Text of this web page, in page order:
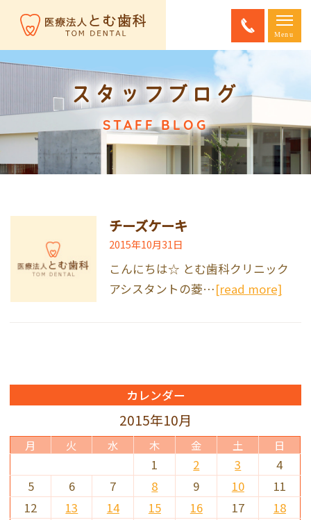
スタッフブログ
STAFF BLOG
チーズケーキ
2015年10月31日
こんにちは☆ とむ歯科クリニック
アシスタントの菱…[read more]
カレンダー
2015年10月
月 火 水 木 金 土 日
1 2 3
4
5
6 7 8 9 10
11
12
13 14 15 16 17
18